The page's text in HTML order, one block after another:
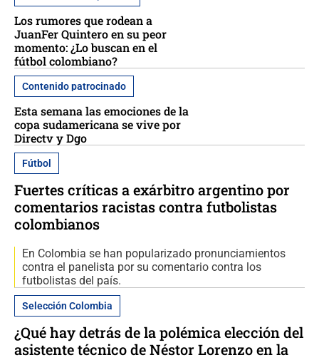
Los rumores que rodean a
JuanFer Quintero en su peor
momento: ¿Lo buscan en el
fútbol colombiano?
Contenido patrocinado
Esta semana las emociones de la
copa sudamericana se vive por
Directv y Dgo
Fútbol
Fuertes críticas a exárbitro argentino por
comentarios racistas contra futbolistas
colombianos
En Colombia se han popularizado pronunciamientos
contra el panelista por su comentario contra los
futbolistas del país.
Selección Colombia
¿Qué hay detrás de la polémica elección del
asistente técnico de Néstor Lorenzo en la